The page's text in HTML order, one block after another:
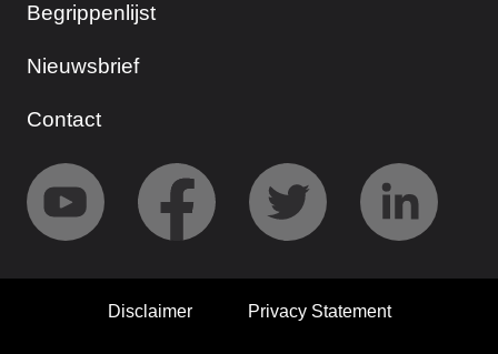
Begrippenlijst
Nieuwsbrief
Contact
Disclaimer Privacy Statement